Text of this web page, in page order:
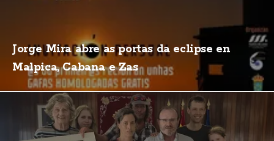
Jorge Mira abre as portas da eclipse en
Malpica, Cabana e Zas